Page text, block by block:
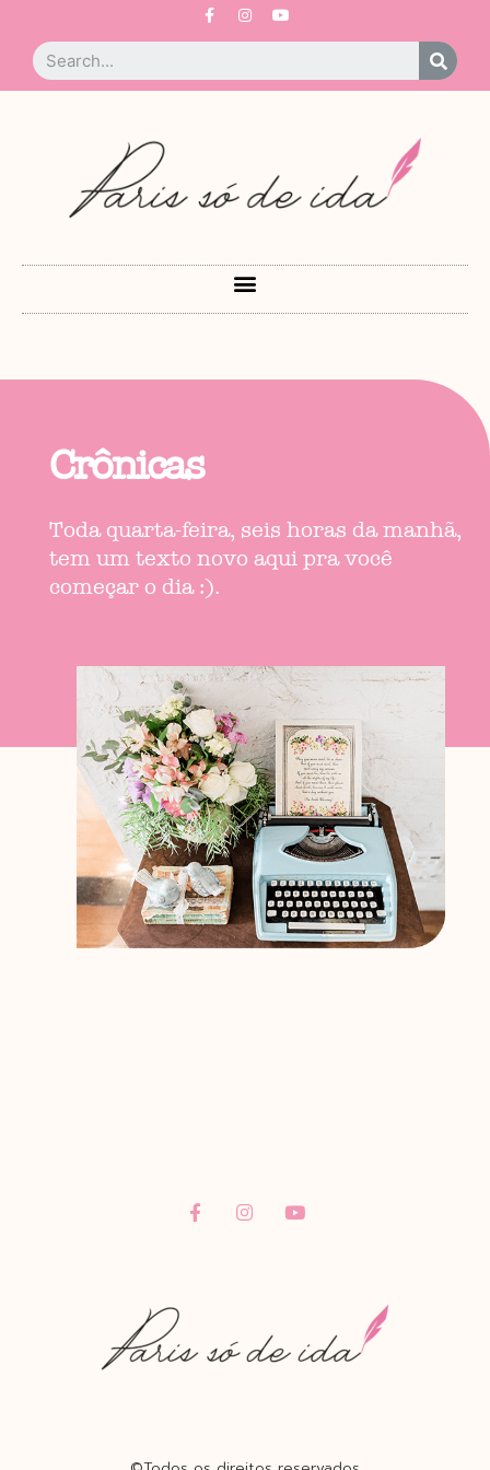
Crônicas
Toda quarta-feira, seis horas da manhã,
tem um texto novo aqui pra você
começar o dia :).